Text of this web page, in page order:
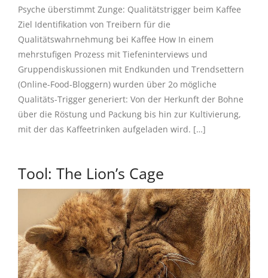
Psyche überstimmt Zunge: Qualitätstrigger beim Kaffee
Ziel Identifikation von Treibern für die
Qualitätswahrnehmung bei Kaffee How In einem
mehrstufigen Prozess mit Tiefeninterviews und
Gruppendiskussionen mit Endkunden und Trendsettern
(Online-Food-Bloggern) wurden über 2o mögliche
Qualitäts-Trigger generiert: Von der Herkunft der Bohne
über die Röstung und Packung bis hin zur Kultivierung,
mit der das Kaffeetrinken aufgeladen wird. […]
Tool: The Lion’s Cage